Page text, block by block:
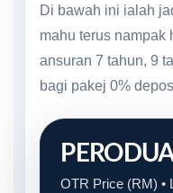
Di bawah ini ialah
mahu terus nampak
ansuran 7 tahun, 9
bagi pakej 0%
OTR Price (RM) •